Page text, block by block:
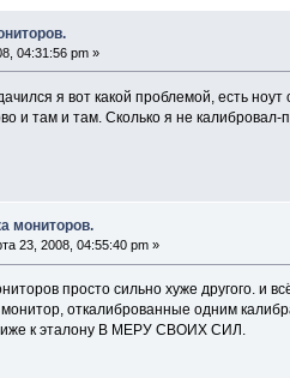
04:31:56 pm »
я вот какой проблемой, есть
и там и там. Сколько я не
мониторов.
23, 2008, 04:55:40 pm »
просто сильно хуже другого.
откалиброванные одним
к эталону В МЕРУ СВОИХ СИЛ.